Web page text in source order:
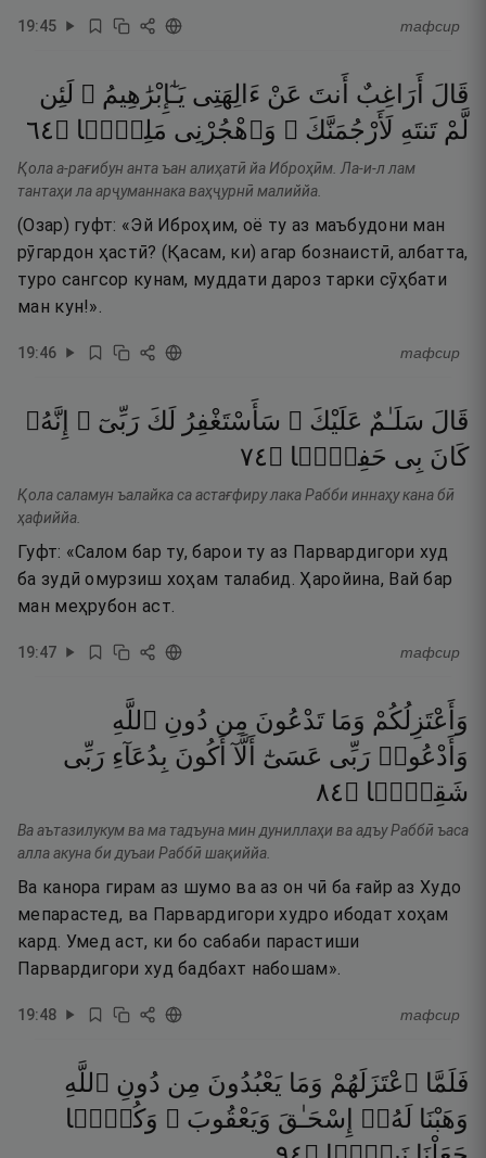
19:45 тафсир
قَالَ أَرَاغِبٌ أَنتَ عَنْ ءَالِهَتِى يَـٰٓإِبْرَٰهِيمُ ۖ لَئِن
لَّمْ تَنتَهِ لَأَرْجُمَنَّكَ ۖ وَٱهْجُرْنِى مَلِيًّۭا ۝٤٦
Қола а-рағибун анта ъан алиҳатӣ йа Иброҳӣм. Ла-и-л лам
тантаҳи ла арҷуманнака ваҳҷурнӣ малиййа.
(Озар) гуфт: «Эй Иброҳим, оё ту аз маъбудони ман
рӯгардон ҳастӣ? (Қасам, ки) агар бознаистӣ, албатта,
туро сангсор кунам, муддати дароз тарки сӯҳбати
ман кун!».
19:46 тафсир
قَالَ سَلَـٰمٌ عَلَيْكَ ۖ سَأَسْتَغْفِرُ لَكَ رَبِّىٓ ۖ إِنَّهُۥ
كَانَ بِى حَفِيًّۭا ۝٤٧
Қола саламун ъалайка са астағфиру лака Рабби иннаҳу кана бӣ
ҳафиййа.
Гуфт: «Салом бар ту, барои ту аз Парвардигори худ
ба зудӣ омурзиш хоҳам талабид. Ҳаройина, Вай бар
ман меҳрубон аст.
19:47 тафсир
وَأَعْتَزِلُكُمْ وَمَا تَدْعُونَ مِن دُونِ ٱللَّهِ
وَأَدْعُوا۟ رَبِّى عَسَىٰٓ أَلَّآ أَكُونَ بِدُعَآءِ رَبِّى
شَقِيًّۭا ۝٤٨
Ва аътазилукум ва ма тадъуна мин дуниллаҳи ва адъу Раббӣ ъаса
алла акуна би дуъаи Раббӣ шақиййа.
Ва канора гирам аз шумо ва аз он чӣ ба ғайр аз Худо
мепарастед, ва Парвардигори худро ибодат хоҳам
кард. Умед аст, ки бо сабаби парастиши
Парвардигори худ бадбахт набошам».
19:48 тафсир
فَلَمَّا ٱعْتَزَلَهُمْ وَمَا يَعْبُدُونَ مِن دُونِ ٱللَّهِ
وَهَبْنَا لَهُۥٓ إِسْحَـٰقَ وَيَعْقُوبَ ۖ وَكُلًّۭا